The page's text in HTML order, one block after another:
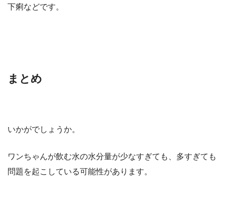
下痢などです。
まとめ
いかがでしょうか。
ワンちゃんが飲む水の水分量が少なすぎても、多すぎても
問題を起こしている可能性があります。